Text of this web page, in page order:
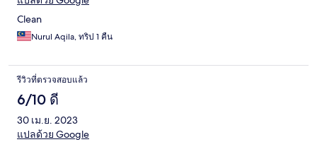
Clean
Nurul Aqila, ทริป 1 คืน
รีวิวที่ตรวจสอบแล้ว
6/10 ดี
30 เม.ย. 2023
แปลด้วย Google